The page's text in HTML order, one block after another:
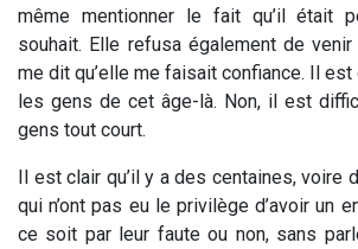
même mentionner le fait qu’il était
souhait. Elle refusa également de venir
me dit qu’elle me faisait confiance. Il
les gens de cet âge-là. Non, il est
gens tout court.
Il est clair qu’il y a des centaines, voire
qui n’ont pas eu le privilège d’avoir un
ce soit par leur faute ou non, sans